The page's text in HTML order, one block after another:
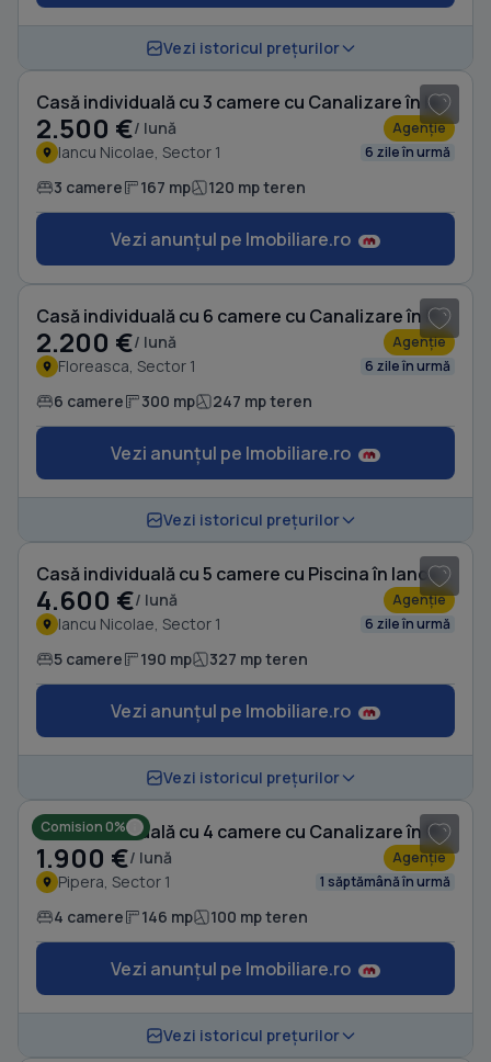
Vezi istoricul prețurilor
Casă individuală cu 3 camere cu Canalizare în Iancu Nicolae
2.500 €/ lună Agenție
Iancu Nicolae, Sector 1 6 zile în urmă
3 camere 167 mp 120 mp teren
Vezi anunțul pe Imobiliare.ro
Casă individuală cu 6 camere cu Canalizare în Floreasca
2.200 €/ lună Agenție
Floreasca, Sector 1 6 zile în urmă
6 camere 300 mp 247 mp teren
Vezi anunțul pe Imobiliare.ro
Vezi istoricul prețurilor
Casă individuală cu 5 camere cu Piscina în Iancu Nicolae
4.600 €/ lună Agenție
Iancu Nicolae, Sector 1 6 zile în urmă
5 camere 190 mp 327 mp teren
Vezi anunțul pe Imobiliare.ro
Vezi istoricul prețurilor
Comision 0% Casă individuală cu 4 camere cu Canalizare în Pipera
1.900 €/ lună Agenție
Pipera, Sector 1 1 săptămână în urmă
4 camere 146 mp 100 mp teren
Vezi anunțul pe Imobiliare.ro
Vezi istoricul prețurilor